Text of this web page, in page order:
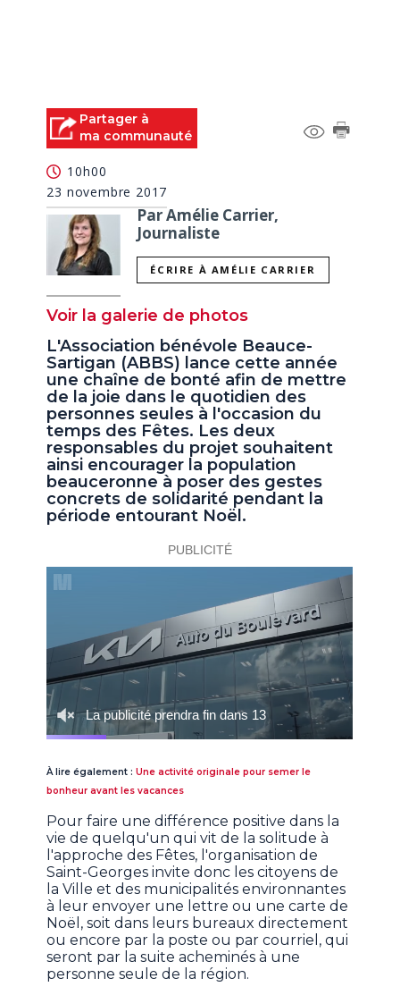
Partager à
ma communauté
10h00
23 novembre 2017
Par Amélie Carrier,
Journaliste
ÉCRIRE À AMÉLIE CARRIER
Voir la galerie de photos
L'Association bénévole Beauce-
Sartigan (ABBS) lance cette année
une chaîne de bonté afin de mettre
de la joie dans le quotidien des
personnes seules à l'occasion du
temps des Fêtes. Les deux
responsables du projet souhaitent
ainsi encourager la population
beauceronne à poser des gestes
concrets de solidarité pendant la
période entourant Noël.
À lire également :Une activité originale pour semer le
bonheur avant les vacances
Pour faire une différence positive dans la
vie de quelqu'un qui vit de la solitude à
l'approche des Fêtes, l'organisation de
Saint-Georges invite donc les citoyens de
la Ville et des municipalités environnantes
à leur envoyer une lettre ou une carte de
Noël, soit dans leurs bureaux directement
ou encore par la poste ou par courriel, qui
seront par la suite acheminés à une
personne seule de la région.